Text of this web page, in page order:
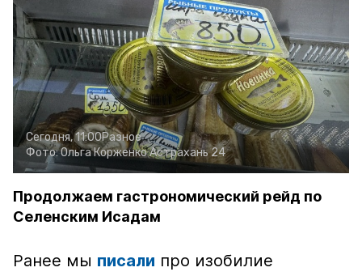
Сегодня, 11:00Разное
Фото:Ольга КорженкоАстрахань 24
Продолжаем гастрономический рейд по
Селенским Исадам
Ранее мы писали про изобилие